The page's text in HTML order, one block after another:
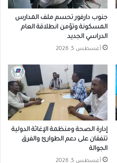
جنوب دارفور تحسم ملف المدارس
المسكونة وتؤمن انطلاقة العام
الدراسي الجديد
أغسطس 5, 2026
إدارة الصحة ومنظمة الإغاثة الدولية
تتفقان على دعم الطوارئ والفرق
الجوالة
أغسطس 5, 2026